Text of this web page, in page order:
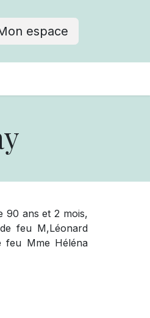
espace
90 ans et 2 mois,
feu M,Léonard
feu Mme Héléna